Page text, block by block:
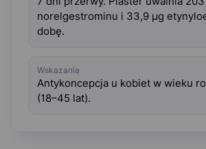
norelgestrominu i 33,9 µg
dobę.
Wskazania
Antykoncepcja u kobiet w wieku
(18–45 lat).